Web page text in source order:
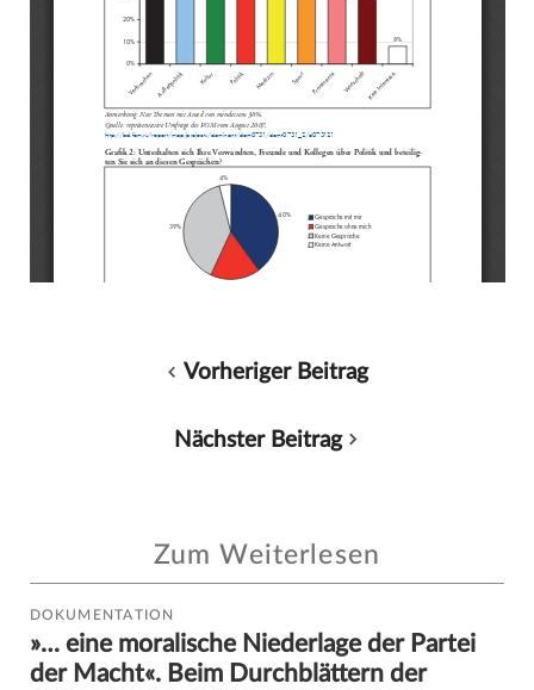
Vorheriger Beitrag
Nächster Beitrag
Zum Weiterlesen
DOKUMENTATION
»… eine moralische Niederlage der Partei
der Macht«. Beim Durchblättern der